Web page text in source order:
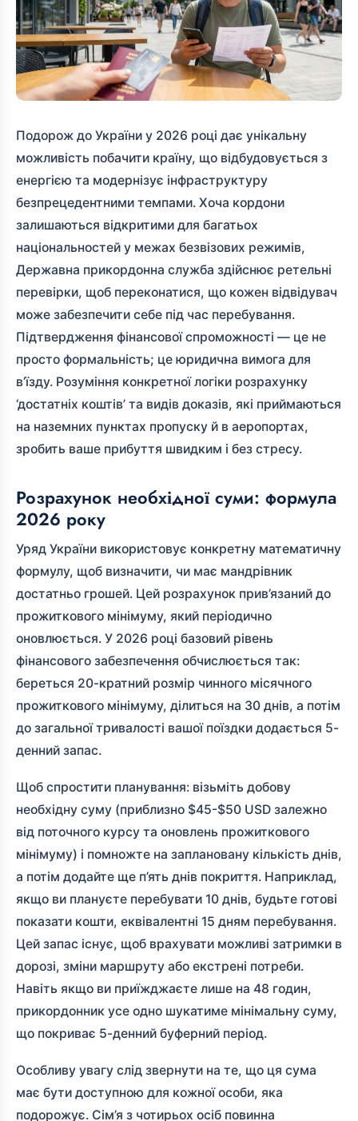
Подорож до України у 2026 році дає унікальну
можливість побачити країну, що відбудовується з
енергією та модернізує інфраструктуру
безпрецедентними темпами. Хоча кордони
залишаються відкритими для багатьох
національностей у межах безвізових режимів,
Державна прикордонна служба здійснює ретельні
перевірки, щоб переконатися, що кожен відвідувач
може забезпечити себе під час перебування.
Підтвердження фінансової спроможності — це не
просто формальність; це юридична вимога для
в’їзду. Розуміння конкретної логіки розрахунку
‘достатніх коштів’ та видів доказів, які приймаються
на наземних пунктах пропуску й в аеропортах,
зробить ваше прибуття швидким і без стресу.
Розрахунок необхідної суми: формула
2026 року
Уряд України використовує конкретну математичну
формулу, щоб визначити, чи має мандрівник
достатньо грошей. Цей розрахунок прив’язаний до
прожиткового мінімуму, який періодично
оновлюється. У 2026 році базовий рівень
фінансового забезпечення обчислюється так:
береться 20-кратний розмір чинного місячного
прожиткового мінімуму, ділиться на 30 днів, а потім
до загальної тривалості вашої поїздки додається 5-
денний запас.
Щоб спростити планування: візьміть добову
необхідну суму (приблизно $45-$50 USD залежно
від поточного курсу та оновлень прожиткового
мінімуму) і помножте на заплановану кількість днів,
а потім додайте ще п’ять днів покриття. Наприклад,
якщо ви плануєте перебувати 10 днів, будьте готові
показати кошти, еквівалентні 15 дням перебування.
Цей запас існує, щоб врахувати можливі затримки в
дорозі, зміни маршруту або екстрені потреби.
Навіть якщо ви приїжджаєте лише на 48 годин,
прикордонник усе одно шукатиме мінімальну суму,
що покриває 5-денний буферний період.
Особливу увагу слід звернути на те, що ця сума
має бути доступною для кожної особи, яка
подорожує. Сім’я з чотирьох осіб повинна